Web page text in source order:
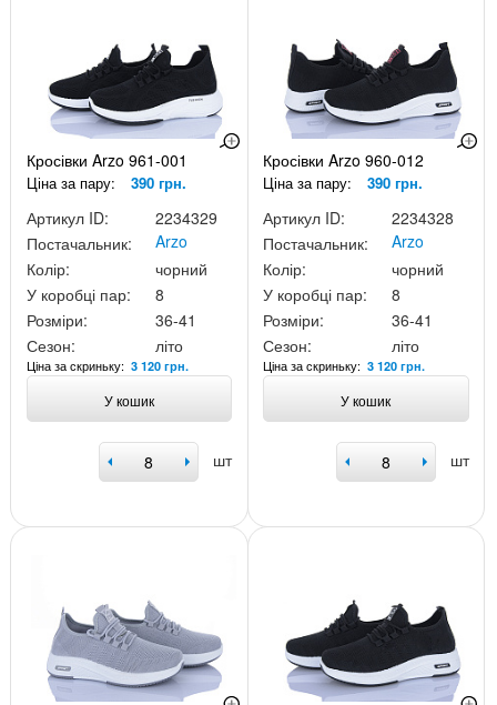
Кросівки Arzo 961-001
Ціна за пару: 390 грн.
Артикул ID:
2234329
Постачальник:
Arzo
Колір:
чорний
У коробці пар:
8
Розміри:
36-41
Сезон:
літо
Ціна за скриньку: 3 120 грн.
У кошик
шт
Кросівки Arzo 960-012
Ціна за пару: 390 грн.
Артикул ID:
2234328
Постачальник:
Arzo
Колір:
чорний
У коробці пар:
8
Розміри:
36-41
Сезон:
літо
Ціна за скриньку:3 120 грн.
У кошик
шт